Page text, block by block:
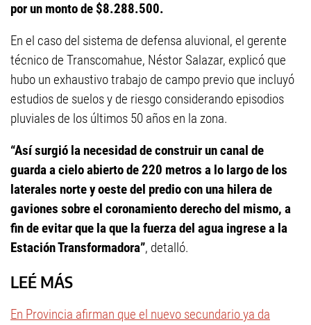
por un monto de $8.288.500.
En el caso del sistema de defensa aluvional, el gerente
técnico de Transcomahue, Néstor Salazar, explicó que
hubo un exhaustivo trabajo de campo previo que incluyó
estudios de suelos y de riesgo considerando episodios
pluviales de los últimos 50 años en la zona.
“Así surgió la necesidad de construir un canal de
guarda a cielo abierto de 220 metros a lo largo de los
laterales norte y oeste del predio con una hilera de
gaviones sobre el coronamiento derecho del mismo, a
fin de evitar que la que la fuerza del agua ingrese a la
Estación Transformadora”, detalló.
LEÉ MÁS
En Provincia afirman que el nuevo secundario ya da